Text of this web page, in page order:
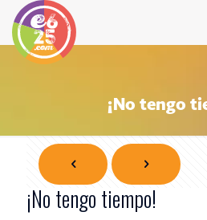
¡No tengo
¡No tengo tiempo!